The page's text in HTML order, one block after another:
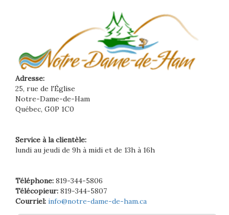
Adresse:
25, rue de l'Église
Notre-Dame-de-Ham
Québec, G0P 1C0
Service à la clientèle:
lundi au jeudi de 9h à midi et de 13h à 16h
Téléphone: 819-344-5806
Télécopieur: 819-344-5807
Courriel: info@notre-dame-de-ham.ca